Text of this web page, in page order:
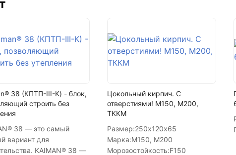
+7 (993) 993-
Написать в
Написать на
38 (КПТП-III-K) - блок,
строить без
38 — это самый
вариант для
KAIMAN® 38 —
Цокольный кирпич. С
отверстиями! М150, М200,
ТККМ
Размер:250х120х65
Марка:М150, М200
Морозостойкость:F150